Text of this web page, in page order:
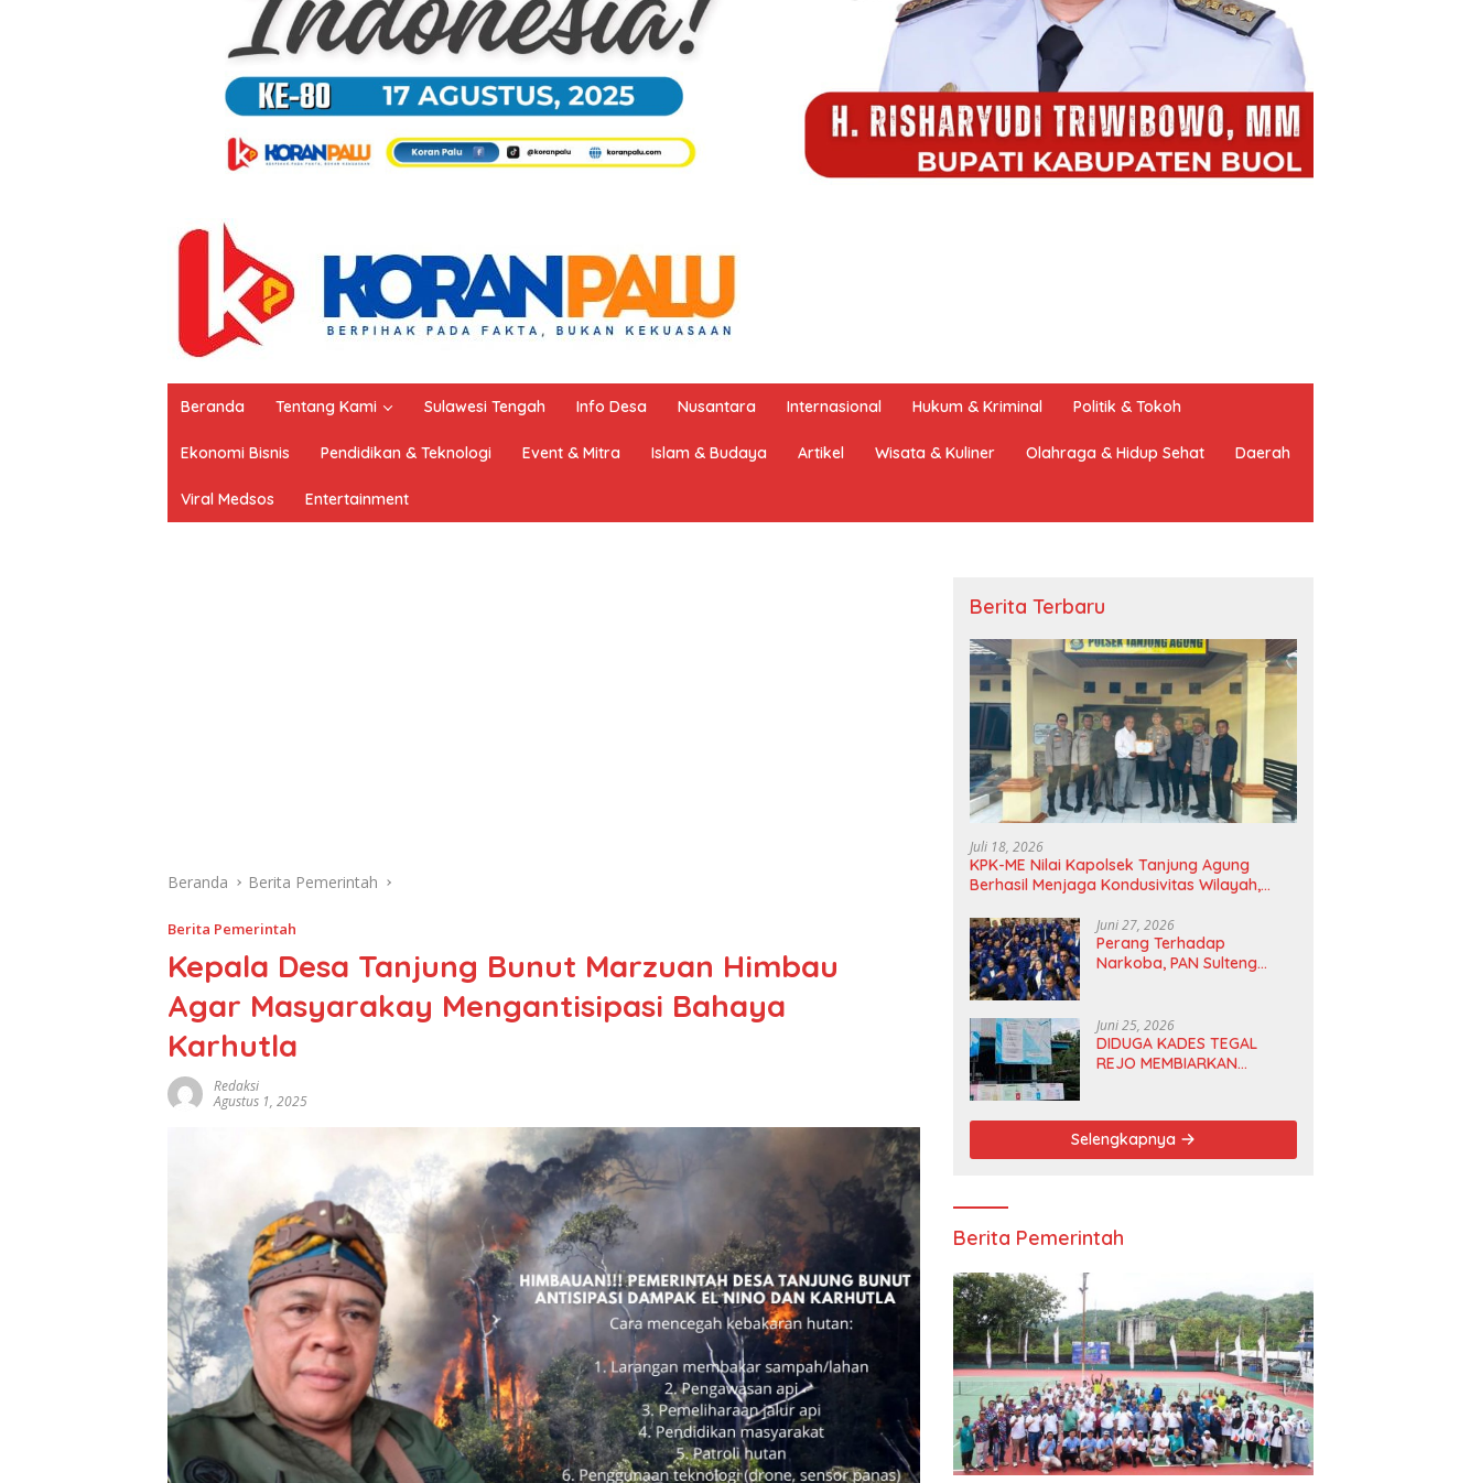
Beranda Tentang Kami Sulawesi Tengah Info Desa Nusantara Internasional Hukum & Kriminal Politik & Tokoh
Ekonomi Bisnis Pendidikan & Teknologi Event & Mitra Islam & Budaya Artikel Wisata & Kuliner Olahraga & Hidup Sehat Daerah
Viral Medsos Entertainment
Beranda Berita Pemerintah
Berita Pemerintah
Kepala Desa Tanjung Bunut Marzuan Himbau
Agar Masyarakay Mengantisipasi Bahaya
Karhutla
Redaksi
Agustus 1, 2025
Berita Terbaru
Juli 18, 2026
KPK-ME Nilai Kapolsek Tanjung Agung
Berhasil Menjaga Kondusivitas Wilayah,
Langsung
Juni 27, 2026
Perang Terhadap
Narkoba, PAN Sulteng
DPD
Juni 25, 2026
DIDUGA KADES TEGAL
REJO MEMBIARKAN
Selengkapnya
Berita Pemerintah